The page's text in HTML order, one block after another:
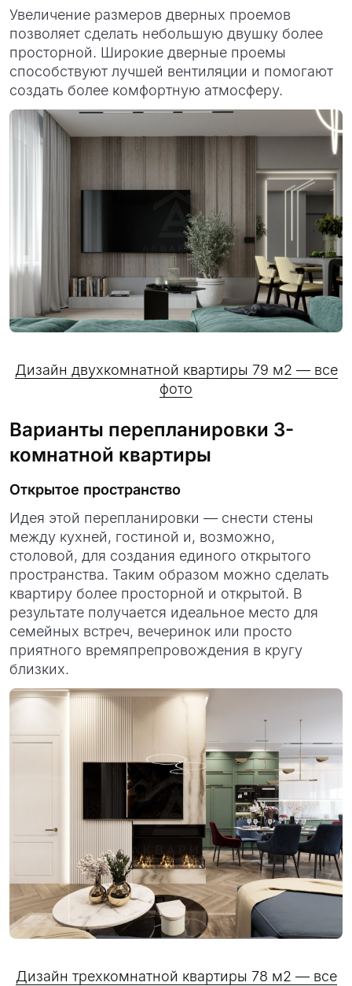
Увеличение размеров дверных проемов
позволяет сделать небольшую двушку более
просторной. Широкие дверные проемы
способствуют лучшей вентиляции и помогают
создать более комфортную атмосферу.
Дизайн двухкомнатной квартиры 79 м2 — все
фото
Варианты перепланировки 3-
комнатной квартиры
Открытое пространство
Идея этой перепланировки — снести стены
между кухней, гостиной и, возможно,
столовой, для создания единого открытого
пространства. Таким образом можно сделать
квартиру более просторной и открытой. В
результате получается идеальное место для
семейных встреч, вечеринок или просто
приятного времяпрепровождения в кругу
близких.
Дизайн трехкомнатной квартиры 78 м2 — все